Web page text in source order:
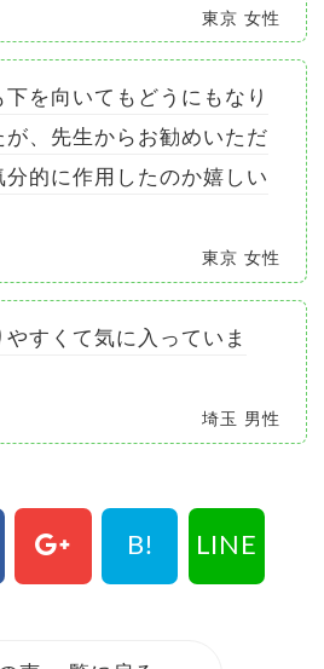
東京 女性
を向いてもどうにもなり
が、先生からお勧めいただ
分的に作用したのか嬉しい
東京 女性
やすくて気に入っていま
埼玉 男性
B! LINE